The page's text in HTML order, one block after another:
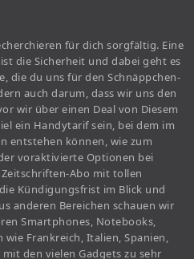
für dich sorgfältig. Eine
die Sicherheit und dabei geht es
die du uns für den Schnäppchen-
auch darum, dass wir uns den
wir über einen Deal von Diesem
ein Handytarif sein, bei dem im
entstehen können, wie zum
voraktivierte Optionen bei
Abo mit tollen
Kündigungsfrist im Blick und
anderen Bereichen schauen wir
Smartphones, Notebooks,
Frankreich, Italien, Spanien,
den vielen Gadgets zu sehr